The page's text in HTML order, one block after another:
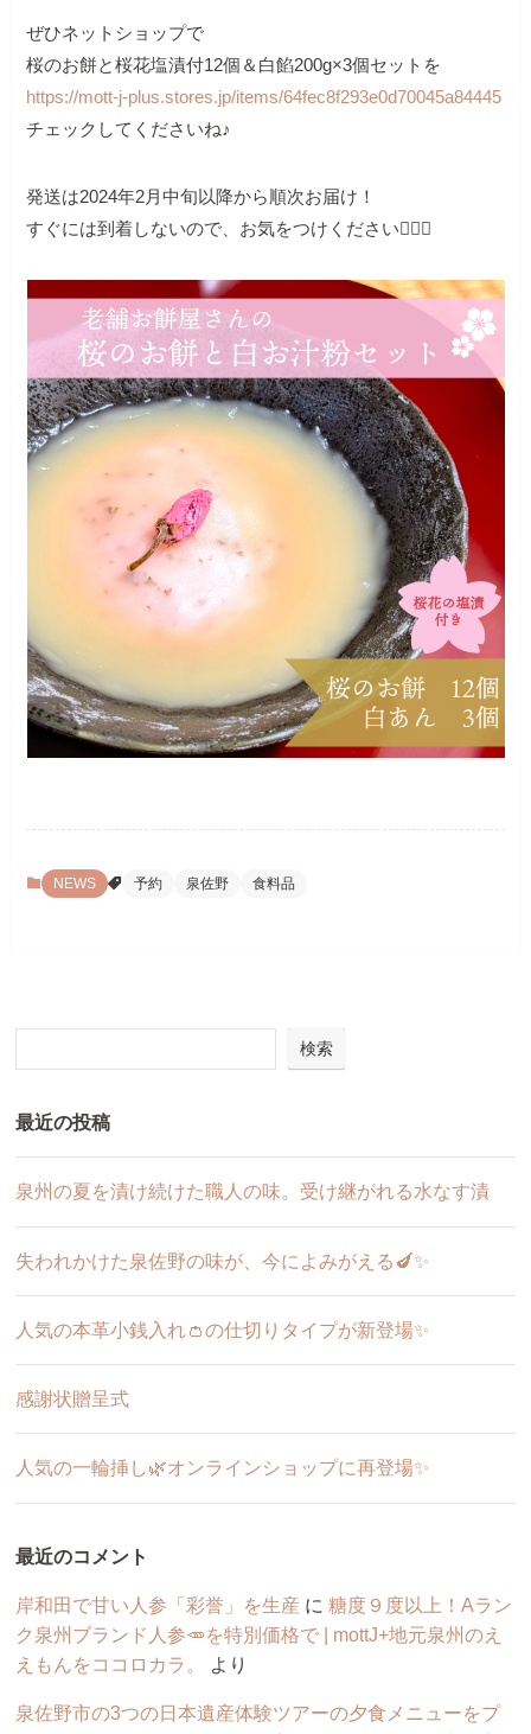
ぜひネットショップで
桜のお餅と桜花塩漬付12個＆白餡200g×3個セットを
https://mott-j-plus.stores.jp/items/64fec8f293e0d70045a84445
チェックしてくださいね♪
発送は2024年2月中旬以降から順次お届け！
すぐには到着しないので、お気をつけください🙇‍♀️✨
NEWS 予約 泉佐野 食料品
検索
最近の投稿
泉州の夏を漬け続けた職人の味。受け継がれる水なす漬
失われかけた泉佐野の味が、今によみがえる🍆✨
人気の本革小銭入れ👛の仕切りタイプが新登場✨
感謝状贈呈式
人気の一輪挿し🌿オンラインショップに再登場✨
最近のコメント
岸和田で甘い人参「彩誉」を生産 に糖度９度以上！Aラン
ク泉州ブランド人参🥕を特別価格で | mottJ+地元泉州のえ
えもんをココロカラ。
より
泉佐野市の3つの日本遺産体験ツアーの夕食メニューをプ